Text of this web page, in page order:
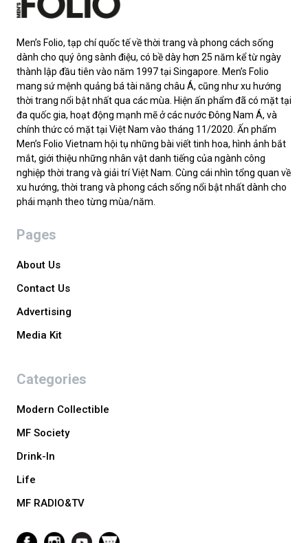
Men’s Folio, tạp chí quốc tế về thời trang và phong cách sống
dành cho quý ông sành điệu, có bề dày hơn 25 năm kể từ ngày
thành lập đầu tiên vào năm 1997 tại Singapore. Men’s Folio
mang sứ mệnh quảng bá tài năng châu Á, cũng như xu hướng
thời trang nổi bật nhất qua các mùa. Hiện ấn phẩm đã có mặt tại
đa quốc gia, hoạt động mạnh mẽ ở các nước Đông Nam Á, và
chính thức có mặt tại Việt Nam vào tháng 11/2020. Ấn phẩm
Men’s Folio Vietnam hội tụ những bài viết tinh hoa, hình ảnh bắt
mắt, giới thiệu những nhân vật danh tiếng của ngành công
nghiệp thời trang và giải trí Việt Nam. Cùng cái nhìn tổng quan về
xu hướng, thời trang và phong cách sống nổi bật nhất dành cho
phái mạnh theo từng mùa/năm.
Pages
About Us
Contact Us
Advertising
Media Kit
Categories
Modern Collectible
MF Society
Drink-In
Life
MF RADIO&TV